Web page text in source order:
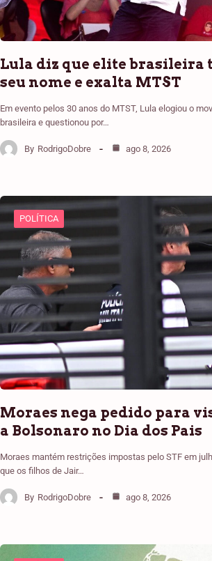
Lula diz que elite brasileira
seu nome e exalta MTST
Em evento pelos 30 anos do MTST, Lula elogiou o
brasileira e questionou por…
By RodrigoDobre ago 8, 2026
POLÍTICA
Moraes nega pedido para
a Bolsonaro no Dia dos Pais
Moraes mantém restrições impostas pelo STF em
que os filhos de Jair…
By RodrigoDobre ago 8, 2026